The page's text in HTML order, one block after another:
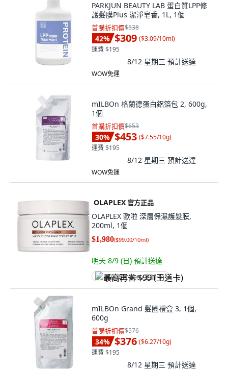
PARKJUN BEAUTY LAB 蛋白質LPP修
護髮膜Plus 潔淨皂香, 1L, 1個
首購折扣價$538
42% $309 ($3.09/10ml)
運費 $195
8/12 星期三 預計送達
WOW免運
mILBOn 格蘭德蛋白鋁箔包 2, 600g,
1個
首購折扣價$653
30% $453 ($7.55/10g)
運費 $195
8/12 星期三 預計送達
WOW免運
OLAPLEX 官方正品
OLAPLEX 歐啦 深層保濕護髮膜,
200ml, 1個
$1,980($99.00/10ml)
明天 8/9 (日) 預計送達
最高再省 $99 (王道卡)
mILBOn Grand 髮圈禮盒 3, 1個,
600g
首購折扣價$576
34% $376 ($6.27/10g)
運費 $195
8/12 星期三 預計送達